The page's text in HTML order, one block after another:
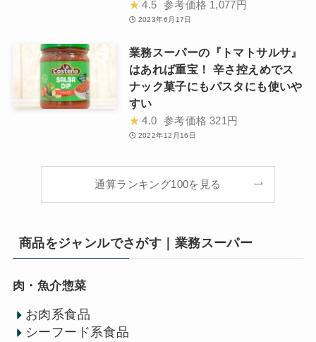
★ 4.5 参考価格 1,077円
2023年6月17日
業務スーパーの『トマトサルサ』
はあれば重宝！ 辛さ控えめでス
ナック菓子にもパスタにも使いや
すい
★ 4.0 参考価格 321円
2022年12月16日
通算ランキング100を見る
商品をジャンルでさがす｜業務スーパー
肉・魚介惣菜
お肉系食品
シーフード系食品